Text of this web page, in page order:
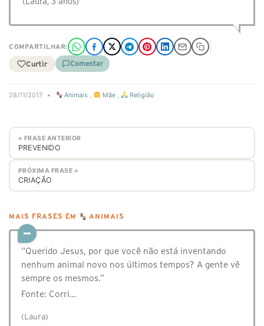
COMPARTILHAR:
Curtir Comentar
28/11/2017 • Animais , Mãe, Religião
« FRASE ANTERIOR
PREVENIDO
PRÓXIMA FRASE »
CRIAÇÃO
MAIS FRASES EM ANIMAIS
“Querido Jesus, por que você não está inventando
nenhum animal novo nos últimos tempos? A gente vê
sempre os mesmos.”
Fonte: Corri…
(Laura)